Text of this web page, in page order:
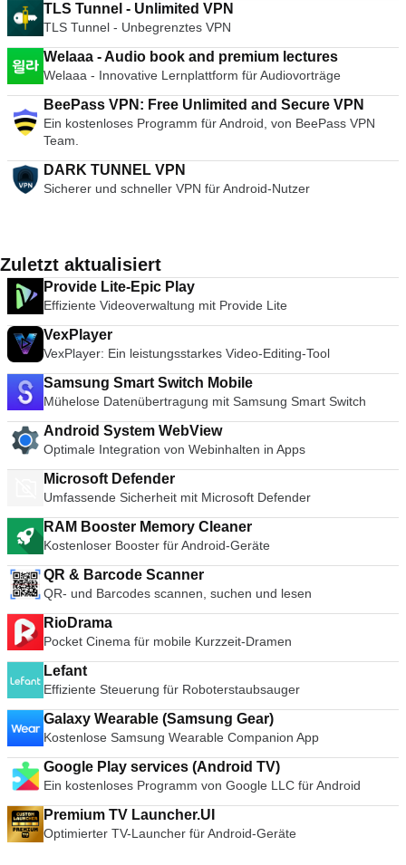
TLS Tunnel - Unlimited VPN
TLS Tunnel - Unbegrenztes VPN
Welaaa - Audio book and premium lectures
Welaaa - Innovative Lernplattform für Audiovorträge
BeePass VPN: Free Unlimited and Secure VPN
Ein kostenloses Programm für Android, von BeePass VPN
Team.
DARK TUNNEL VPN
Sicherer und schneller VPN für Android-Nutzer
Zuletzt aktualisiert
Provide Lite-Epic Play
Effiziente Videoverwaltung mit Provide Lite
VexPlayer
VexPlayer: Ein leistungsstarkes Video-Editing-Tool
Samsung Smart Switch Mobile
Mühelose Datenübertragung mit Samsung Smart Switch
Android System WebView
Optimale Integration von Webinhalten in Apps
Microsoft Defender
Umfassende Sicherheit mit Microsoft Defender
RAM Booster Memory Cleaner
Kostenloser Booster für Android-Geräte
QR & Barcode Scanner
QR- und Barcodes scannen, suchen und lesen
RioDrama
Pocket Cinema für mobile Kurzzeit-Dramen
Lefant
Effiziente Steuerung für Roboterstaubsauger
Galaxy Wearable (Samsung Gear)
Kostenlose Samsung Wearable Companion App
Google Play services (Android TV)
Ein kostenloses Programm von Google LLC für Android
Premium TV Launcher.UI
Optimierter TV-Launcher für Android-Geräte